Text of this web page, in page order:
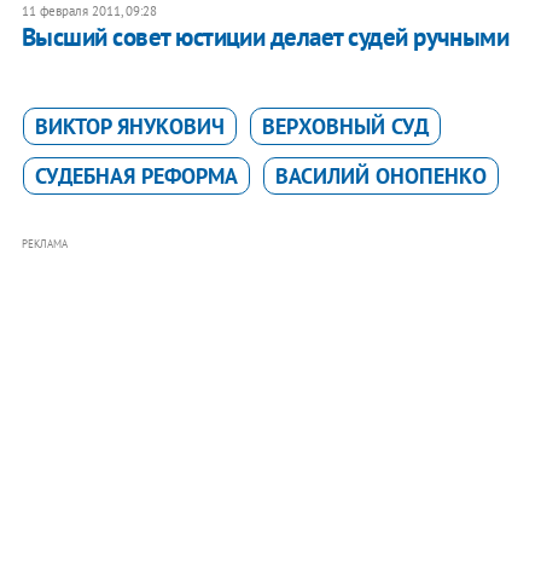
11 февраля 2011, 09:28
Высший совет юстиции делает судей ручными
ВИКТОР ЯНУКОВИЧ
ВЕРХОВНЫЙ СУД
СУДЕБНАЯ РЕФОРМА
ВАСИЛИЙ ОНОПЕНКО
РЕКЛАМА